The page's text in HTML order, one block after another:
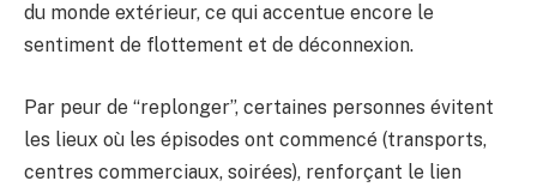
du monde extérieur, ce qui accentue encore le
sentiment de flottement et de déconnexion.
Par peur de “replonger”, certaines personnes évitent
les lieux où les épisodes ont commencé (transports,
centres commerciaux, soirées), renforçant le lien